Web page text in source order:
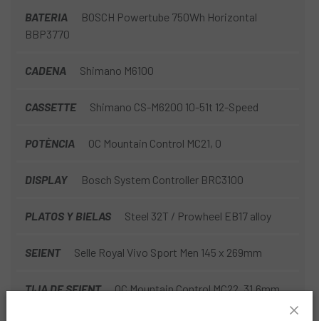
BATERIA
BOSCH Powertube 750Wh Horizontal
BBP3770
CADENA Shimano M6100
CASSETTE Shimano CS-M6200 10-51t 12-Speed
POTÈNCIA OC Mountain Control MC21, 0
DISPLAY Bosch System Controller BRC3100
PLATOS Y BIELAS Steel 32T / Prowheel EB17 alloy
SEIENT Selle Royal Vivo Sport Men 145 x 269mm
TIJA DE SEIENT
OC Mountain Control MC22, 31.6mm,